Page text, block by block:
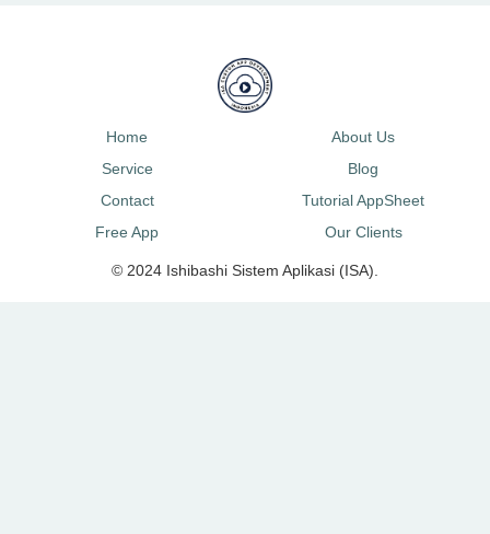
Home
About Us
Service
Blog
Contact
Tutorial AppSheet
Free App
Our Clients
© 2024 Ishibashi Sistem Aplikasi (ISA).